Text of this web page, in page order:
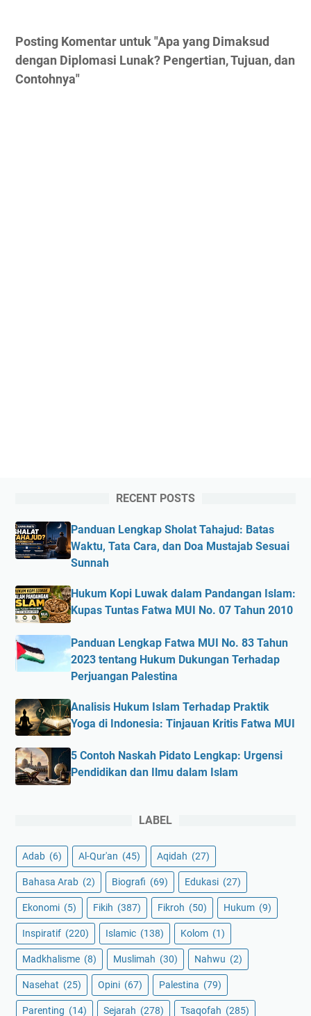
Posting Komentar untuk "Apa yang Dimaksud
dengan Diplomasi Lunak? Pengertian, Tujuan, dan
Contohnya"
RECENT POSTS
Panduan Lengkap Sholat Tahajud: Batas
Waktu, Tata Cara, dan Doa Mustajab Sesuai
Sunnah
Hukum Kopi Luwak dalam Pandangan Islam:
Kupas Tuntas Fatwa MUI No. 07 Tahun 2010
Panduan Lengkap Fatwa MUI No. 83 Tahun
2023 tentang Hukum Dukungan Terhadap
Perjuangan Palestina
Analisis Hukum Islam Terhadap Praktik
Yoga di Indonesia: Tinjauan Kritis Fatwa MUI
5 Contoh Naskah Pidato Lengkap: Urgensi
Pendidikan dan Ilmu dalam Islam
LABEL
Adab (6) Al-Qur'an (45) Aqidah (27)
Bahasa Arab (2) Biografi (69) Edukasi (27)
Ekonomi (5) Fikih (387) Fikroh (50) Hukum (9)
Inspiratif (220) Islamic (138) Kolom (1)
Madkhalisme (8) Muslimah (30) Nahwu (2)
Nasehat (25) Opini (67) Palestina (79)
Parenting (14) Sejarah (278) Tsaqofah (285)